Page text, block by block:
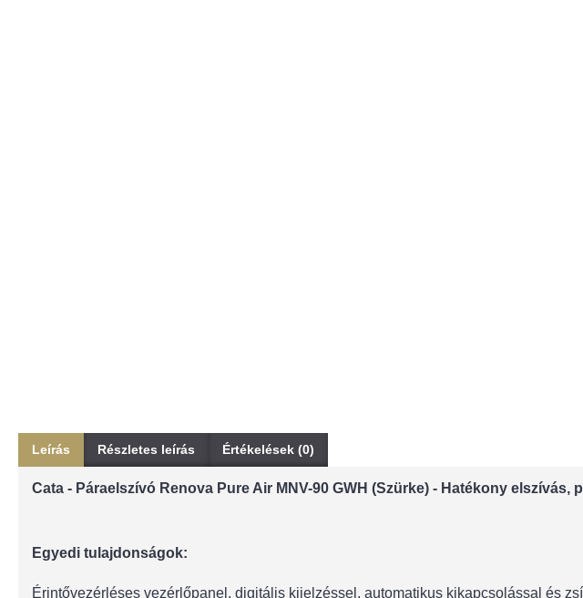
Leírás Részletes leírás Értékelések (0)
Cata - Páraelszívó Renova Pure Air MNV-90 GWH (Szürke) - Hatékony elszívás,
Egyedi tulajdonságok:
Érintővezérléses vezérlőpanel, digitális kijelzéssel, automatikus kikapcsolással és